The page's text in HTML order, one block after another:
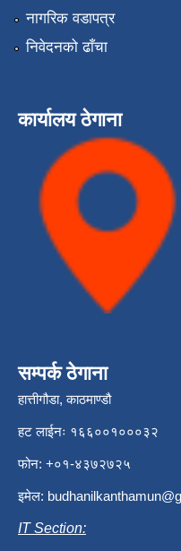
नागरिक वडापत्र
निवेदनको ढाँचा
कार्यालय ठेगाना
सम्पर्क ठेगाना
हात्तीगौडा, काठमाण्डौ
हट लाईनः १६६००१०००३२
फोन: +०१-४३७२७२५
इमेल:
IT Section: